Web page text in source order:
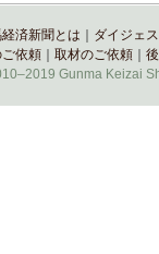
済新聞とは
ダイジェ
依頼
取材のご依頼
Gunma Keizai